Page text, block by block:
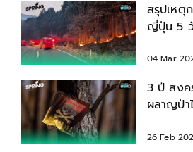
สรุปเหตุ
ญี่ปุ่น 5 วั
04 Mar
3 ปี สงค
ผลาญป่า
26 Feb